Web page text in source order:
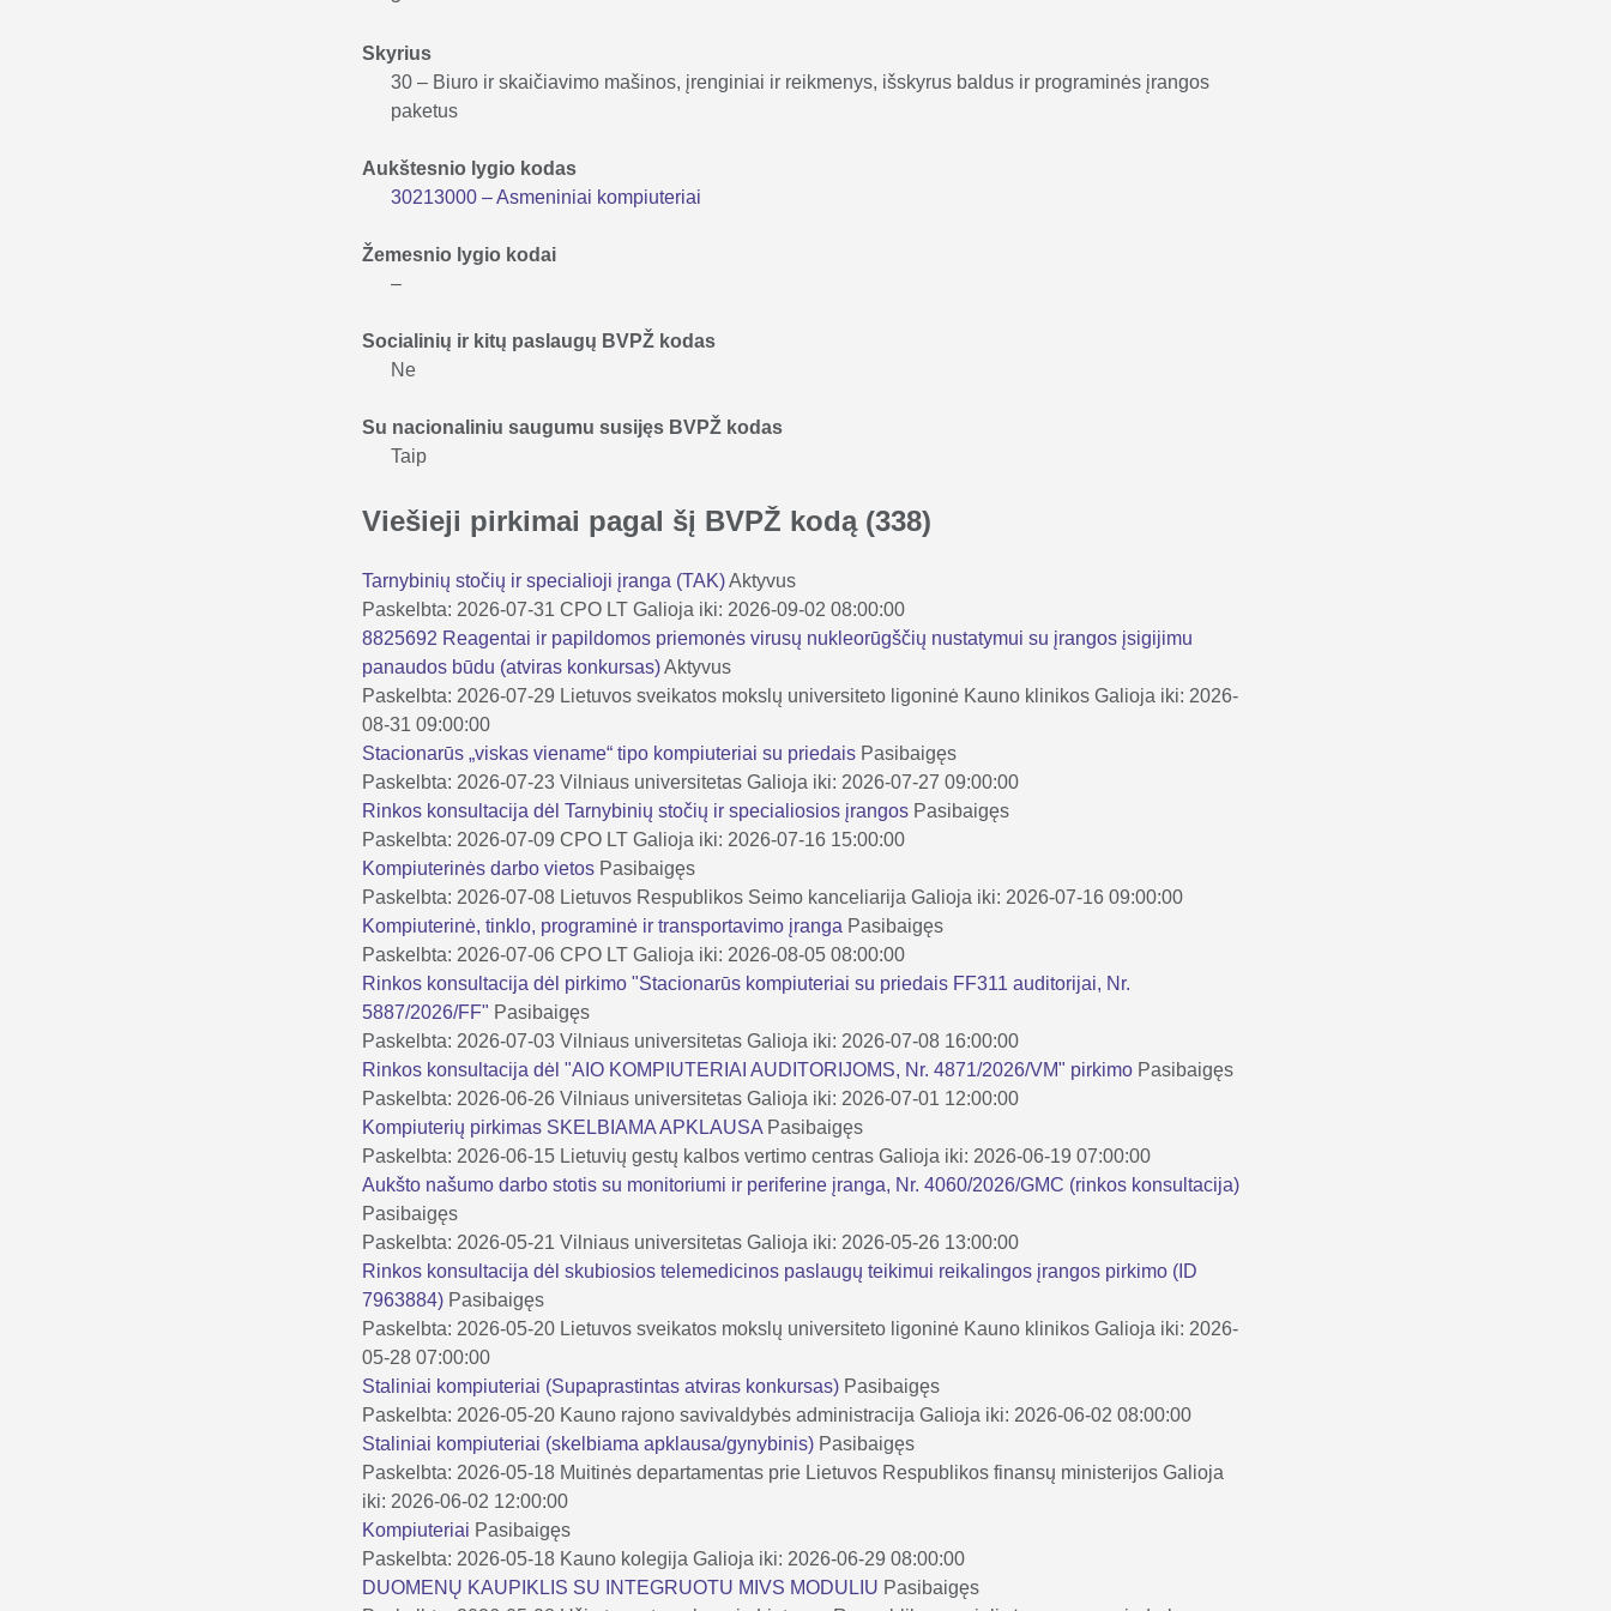
Skyrius
30 – Biuro ir skaičiavimo mašinos, įrenginiai ir reikmenys, išskyrus baldus ir programinės įrangos
paketus
Aukštesnio lygio kodas
30213000 – Asmeniniai kompiuteriai
Žemesnio lygio kodai
–
Socialinių ir kitų paslaugų BVPŽ kodas
Ne
Su nacionaliniu saugumu susijęs BVPŽ kodas
Taip
Viešieji pirkimai pagal šį BVPŽ kodą (338)
Tarnybinių stočių ir specialioji įranga (TAK)Aktyvus
Paskelbta: 2026-07-31 CPO LT Galioja iki: 2026-09-02 08:00:00
8825692 Reagentai ir papildomos priemonės virusų nukleorūgščių nustatymui su įrangos įsigijimu
panaudos būdu (atviras konkursas)Aktyvus
Paskelbta: 2026-07-29 Lietuvos sveikatos mokslų universiteto ligoninė Kauno klinikos Galioja iki: 2026-
08-31 09:00:00
Stacionarūs „viskas viename“ tipo kompiuteriai su priedais Pasibaigęs
Paskelbta: 2026-07-23 Vilniaus universitetas Galioja iki: 2026-07-27 09:00:00
Rinkos konsultacija dėl Tarnybinių stočių ir specialiosios įrangos Pasibaigęs
Paskelbta: 2026-07-09 CPO LT Galioja iki: 2026-07-16 15:00:00
Kompiuterinės darbo vietos Pasibaigęs
Paskelbta: 2026-07-08 Lietuvos Respublikos Seimo kanceliarija Galioja iki: 2026-07-16 09:00:00
Kompiuterinė, tinklo, programinė ir transportavimo įranga Pasibaigęs
Paskelbta: 2026-07-06 CPO LT Galioja iki: 2026-08-05 08:00:00
Rinkos konsultacija dėl pirkimo "Stacionarūs kompiuteriai su priedais FF311 auditorijai, Nr.
5887/2026/FF" Pasibaigęs
Paskelbta: 2026-07-03 Vilniaus universitetas Galioja iki: 2026-07-08 16:00:00
Rinkos konsultacija dėl "AIO KOMPIUTERIAI AUDITORIJOMS, Nr. 4871/2026/VM" pirkimo Pasibaigęs
Paskelbta: 2026-06-26 Vilniaus universitetas Galioja iki: 2026-07-01 12:00:00
Kompiuterių pirkimas SKELBIAMA APKLAUSA Pasibaigęs
Paskelbta: 2026-06-15 Lietuvių gestų kalbos vertimo centras Galioja iki: 2026-06-19 07:00:00
Aukšto našumo darbo stotis su monitoriumi ir periferine įranga, Nr. 4060/2026/GMC (rinkos konsultacija)
Pasibaigęs
Paskelbta: 2026-05-21 Vilniaus universitetas Galioja iki: 2026-05-26 13:00:00
Rinkos konsultacija dėl skubiosios telemedicinos paslaugų teikimui reikalingos įrangos pirkimo (ID
7963884) Pasibaigęs
Paskelbta: 2026-05-20 Lietuvos sveikatos mokslų universiteto ligoninė Kauno klinikos Galioja iki: 2026-
05-28 07:00:00
Staliniai kompiuteriai (Supaprastintas atviras konkursas) Pasibaigęs
Paskelbta: 2026-05-20 Kauno rajono savivaldybės administracija Galioja iki: 2026-06-02 08:00:00
Staliniai kompiuteriai (skelbiama apklausa/gynybinis) Pasibaigęs
Paskelbta: 2026-05-18 Muitinės departamentas prie Lietuvos Respublikos finansų ministerijos Galioja
iki: 2026-06-02 12:00:00
Kompiuteriai Pasibaigęs
Paskelbta: 2026-05-18 Kauno kolegija Galioja iki: 2026-06-29 08:00:00
DUOMENŲ KAUPIKLIS SU INTEGRUOTU MIVS MODULIU Pasibaigęs